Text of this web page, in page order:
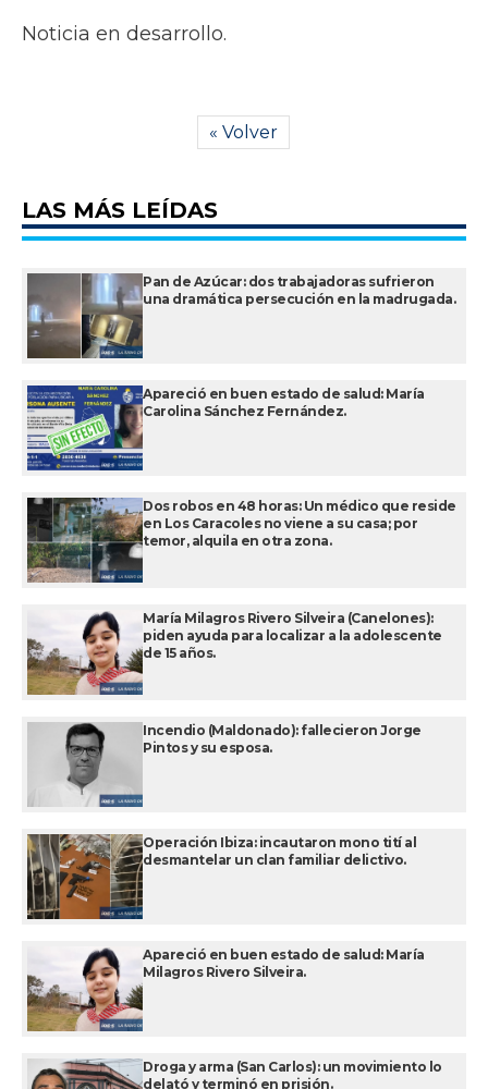
Noticia en desarrollo.
« Volver
LAS MÁS LEÍDAS
Pan de Azúcar: dos trabajadoras sufrieron
una dramática persecución en la madrugada.
Apareció en buen estado de salud: María
Carolina Sánchez Fernández.
Dos robos en 48 horas: Un médico que reside
en Los Caracoles no viene a su casa; por
temor, alquila en otra zona.
María Milagros Rivero Silveira (Canelones):
piden ayuda para localizar a la adolescente
de 15 años.
Incendio (Maldonado): fallecieron Jorge
Pintos y su esposa.
Operación Ibiza: incautaron mono tití al
desmantelar un clan familiar delictivo.
Apareció en buen estado de salud: María
Milagros Rivero Silveira.
Droga y arma (San Carlos): un movimiento lo
delató y terminó en prisión.